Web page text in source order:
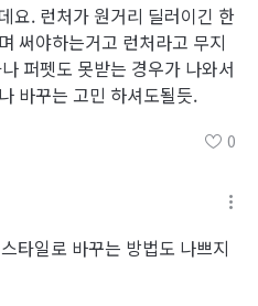
요. 런처가 원거리 딜러이긴 한
써야하는거고 런처라고 무지
퍼펫도 못받는 경우가 나와서
바꾸는 고민 하셔도될듯.
0
타일로 바꾸는 방법도 나쁘지